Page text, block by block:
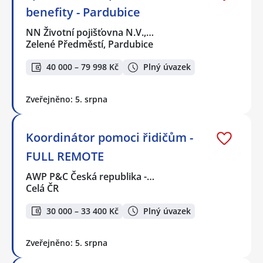
benefity - Pardubice
NN Životní pojišťovna N.V.,…
Zelené Předměstí, Pardubice
40 000 – 79 998 Kč Plný úvazek
Zveřejněno: 5. srpna
Koordinátor pomoci řidičům -
FULL REMOTE
AWP P&C Česká republika -…
Celá ČR
30 000 – 33 400 Kč Plný úvazek
Zveřejněno: 5. srpna